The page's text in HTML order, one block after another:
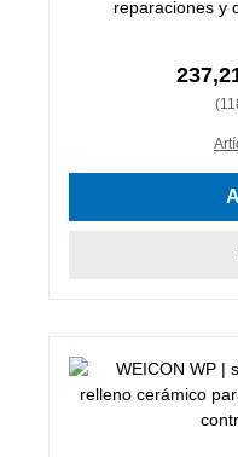
reparaciones y